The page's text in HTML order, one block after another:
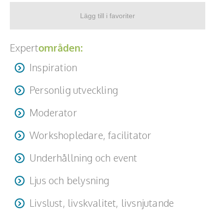
Vård, omsorg, beroende
Kända personer
Företagsledare
Författare
Idrottare och äventyrare
Kända musiker
Skådespelare
Alla talare
Alla ämnen
Expertområden:
Inspiration
Personlig utveckling
Moderator
Workshopledare, facilitator
Underhållning och event
Ljus och belysning
Livslust, livskvalitet, livsnjutande